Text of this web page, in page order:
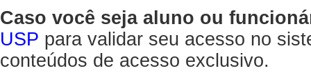
Caso você seja aluno ou
USP para validar seu acesso no
conteúdos de acesso exclusivo.